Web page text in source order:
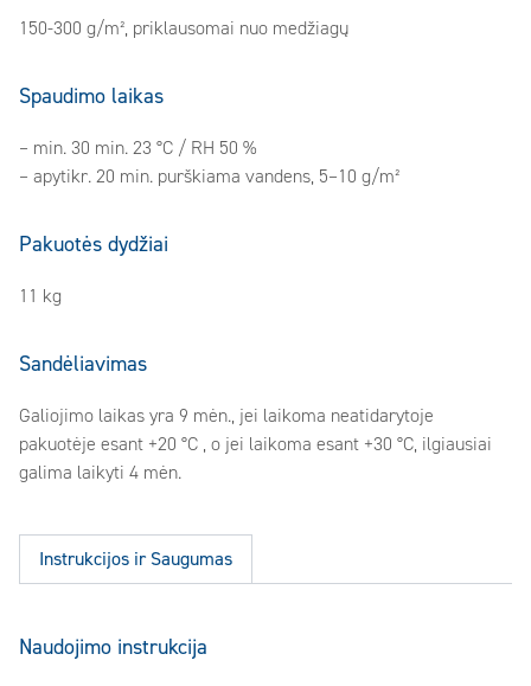
150-300 g/m², priklausomai nuo medžiagų
Spaudimo laikas
– min. 30 min. 23 °C / RH 50 %
– apytikr. 20 min. purškiama vandens, 5–10 g/m²
Pakuotės dydžiai
11 kg
Sandėliavimas
Galiojimo laikas yra 9 mėn., jei laikoma neatidarytoje
pakuotėje esant +20 °C , o jei laikoma esant +30 °C, ilgiausiai
galima laikyti 4 mėn.
Instrukcijos ir Saugumas
Naudojimo instrukcija